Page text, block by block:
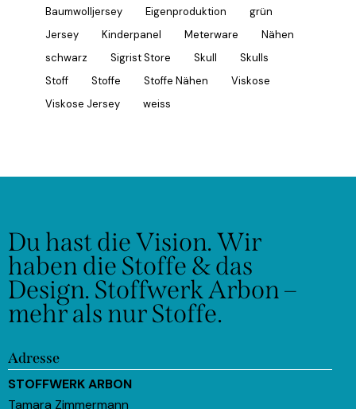
Baumwolljersey Eigenproduktion
grün
Jersey
Kinderpanel Meterware
Nähen
schwarz
Sigrist Store Skull
Skulls
Stoff
Stoffe Stoffe Nähen
Viskose
Viskose Jersey
weiss
Du hast die Vision.Wir
haben die Stoffe & das
Design. Stoffwerk Arbon –
mehr als nur Stoffe.
Adresse
STOFFWERK ARBON
Tamara Zimmermann